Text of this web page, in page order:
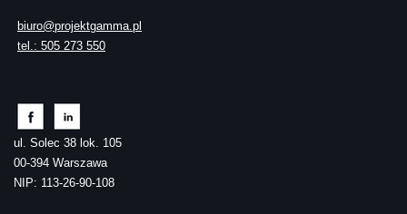
biuro@projektgamma.pl
tel.: 505 273 550
ul. Solec 38 lok. 105
00-394 Warszawa
NIP: 113-26-90-108